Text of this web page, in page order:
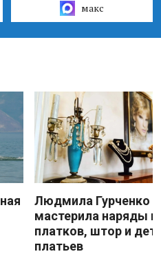
макс
Людмила Гурченко
мастерила наряды
платков, штор и
платьев